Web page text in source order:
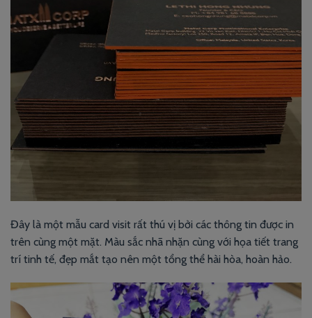
Đây là một mẫu card visit rất thú vị bởi các thông tin được in
trên cùng một mặt. Màu sắc nhã nhặn cùng với họa tiết trang
trí tinh tế, đẹp mắt tạo nên một tổng thể hài hòa, hoàn hảo.